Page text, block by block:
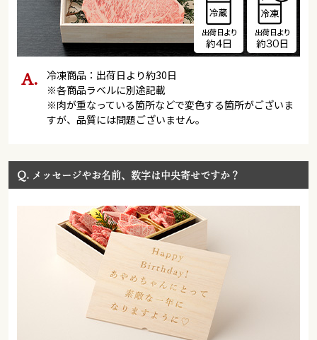
冷凍商品：出荷日より約30日
※各商品ラベルに別途記載
※肉が重なっている箇所などで変色する箇所がございま
すが、品質には問題ございません。
Q. メッセージやお名前、数字は中央寄せですか？